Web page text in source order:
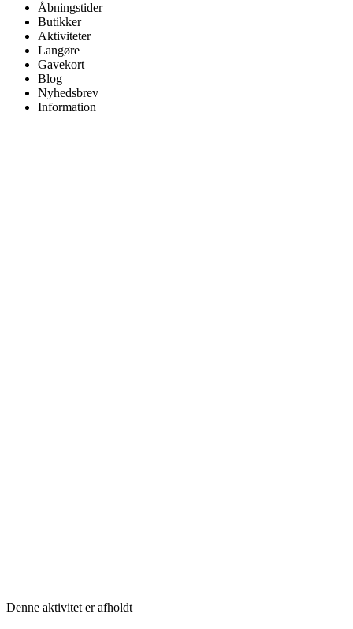
Åbningstider
Butikker
Aktiviteter
Langøre
Gavekort
Blog
Nyhedsbrev
Information
Denne aktivitet er afholdt